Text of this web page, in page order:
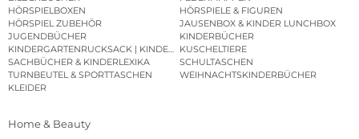
HÖRSPIELBOXEN
HÖRSPIELE & FIGUREN
HÖRSPIEL ZUBEHÖR
JAUSENBOX & KINDER LUNCHBOX
JUGENDBÜCHER
KINDERBÜCHER
KINDERGARTENRUCKSACK | KINDERGARTENBEUTEL
KUSCHELTIERE
SACHBÜCHER & KINDERLEXIKA
SCHULTASCHEN
TURNBEUTEL & SPORTTASCHEN
WEIHNACHTSKINDERBÜCHER
KLEIDER
Home & Beauty